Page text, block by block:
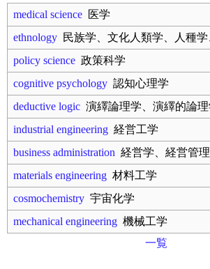
medical science 医学
ethnology 民族学、文化人類学、人種
policy science 政策科学
cognitive psychology 認知心理学
deductive logic 演繹論理学、演繹的論理
industrial engineering 経営工学
business administration 経営学、経営管
materials engineering 材料工学
cosmochemistry 宇宙化学
mechanical engineering 機械工学
一覧